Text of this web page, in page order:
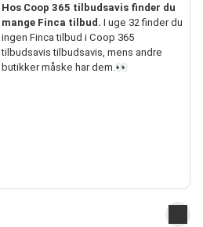
Hos Coop 365 tilbudsavis finder du
mange Finca tilbud. I uge 32 finder du
ingen Finca tilbud i Coop 365
tilbudsavis tilbudsavis, mens andre
butikker måske har dem.👀